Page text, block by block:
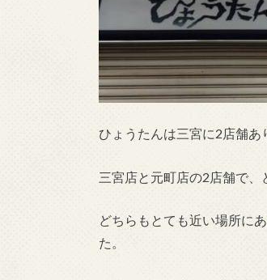
ひょうたんは三宮に2店舗あ
三宮店と元町店の2店舗で、
どちらもとても近い場所に
た。